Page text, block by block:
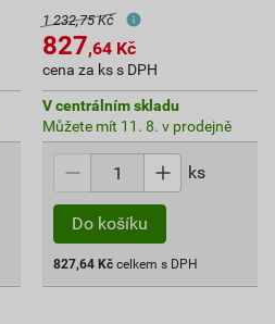
1 232,75 Kč
827,64 Kč
cena za ks s DPH
V centrálním skladu
Můžete mít 11. 8. v prodejně
ks
Do košíku
827,64 Kč celkem s DPH